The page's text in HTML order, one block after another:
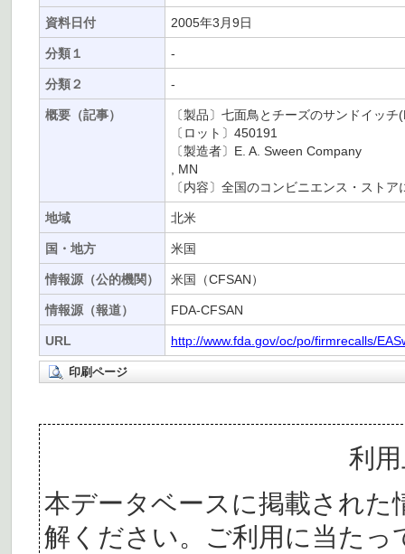
資料日付 2005年3月9日
分類１ -
分類２ -
概要（記事）
〔製品〕七面鳥とチーズのサンドイッ
〔ロット〕450191
〔製造者〕E. A. Sween Company
, MN
〔内容〕全国のコンビニエンス・ストア
地域 北米
国・地方 米国
情報源（公的機関） 米国（CFSAN）
情報源（報道） FDA-CFSAN
URL http://www.fda.gov/oc/po/firmrecalls/
印刷ページ
利
本データベースに掲載された
解ください。ご利用に当た